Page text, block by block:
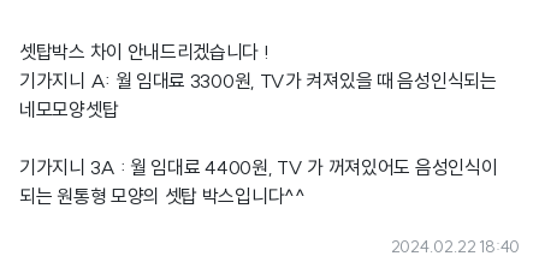
셋탑박스 차이 안내드리겠습니다 !
기가지니 A: 월 임대료 3300원, TV가 켜져있을 때 음성인식되는
네모모양셋탑
기가지니 3A : 월 임대료 4400원, TV 가 꺼져있어도 음성인식이
되는 원통형 모양의 셋탑 박스입니다^^
2024.02.22 18:40